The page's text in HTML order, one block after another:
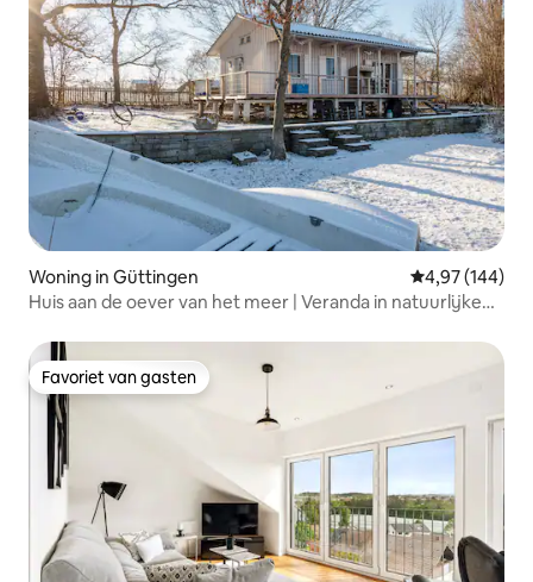
Woning in Güttingen Gemiddelde
4,97 (144)
Huis aan de oever van het meer | Veranda in natuurlijke
Favoriet van gasten
Favoriet van gasten